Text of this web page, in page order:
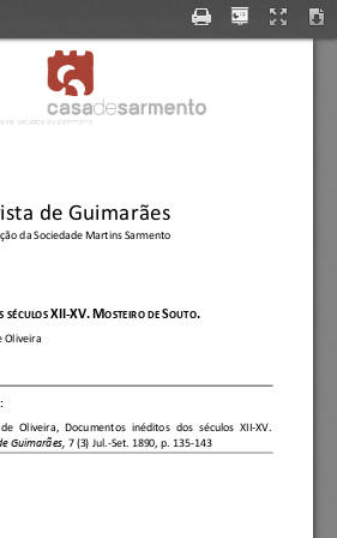
de Guimarães
da Sociedade Martins Sarmento
XII-XV.M S
de Oliveira
de  Oliveira
, Documentos  inéditos  dos  séculos  XII
de Guimarães, 7 (3) Jul.- Set. 1890, p. 135
-143